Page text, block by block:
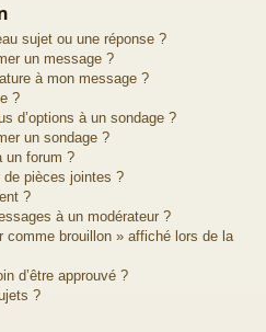
sujet ou une réponse ?
un message ?
à mon message ?
?
d’options à un sondage ?
un sondage ?
un forum ?
de pièces jointes ?
?
à un modérateur ?
comme brouillon » affiché lors de la
d’être approuvé ?
?